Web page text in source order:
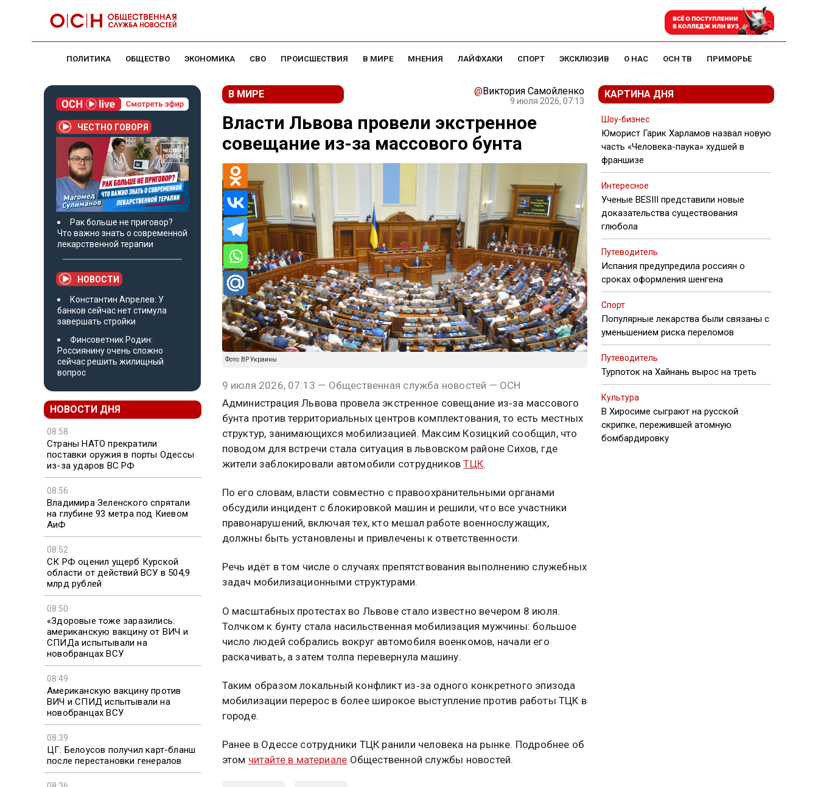
ПОЛИТИКА ОБЩЕСТВО ЭКОНОМИКА СВО ПРОИСШЕСТВИЯ В МИРЕ МНЕНИЯ ЛАЙФХАКИ СПОРТ ЭКСКЛЮЗИВ О НАС ОСН ТВ ПРИМОРЬЕ
ЧЕСТНО ГОВОРЯ
Рак больше не приговор?
Что важно знать о современной
лекарственной терапии
НОВОСТИ
Константин Апрелев: У
банков сейчас нет стимула
завершать стройки
Финсоветник Родин:
Россиянину очень сложно
сейчас решить жилищный
вопрос
НОВОСТИ ДНЯ
08:58
Страны НАТО прекратили
поставки оружия в порты Одессы
из-за ударов ВС РФ
08:56
Владимира Зеленского спрятали
на глубине 93 метра под Киевом
АиФ
08:52
СК РФ оценил ущерб Курской
области от действий ВСУ в 504,9
млрд рублей
08:50
«Здоровые тоже заразились:
американскую вакцину от ВИЧ и
СПИДа испытывали на
новобранцах ВСУ
08:49
Американскую вакцину против
ВИЧ и СПИД испытывали на
новобранцах ВСУ
08:39
ЦГ: Белоусов получил карт-бланш
после перестановки генералов
В МИРЕ @Виктория Самойленко
9 июля 2026, 07:13
Власти Львова провели экстренное
совещание из-за массового бунта
Фото: ВР Украины
9 июля 2026, 07:13 — Общественная служба новостей — ОСН
Администрация Львова провела экстренное совещание из‑за массового
бунта против территориальных центров комплектования, то есть местных
структур, занимающихся мобилизацией. Максим Козицкий сообщил, что
поводом для встречи стала ситуация в львовском районе Сихов, где
жители заблокировали автомобили сотрудниковТЦК.
По его словам, власти совместно с правоохранительными органами
обсудили инцидент с блокировкой машин и решили, что все участники
правонарушений, включая тех, кто мешал работе военнослужащих,
должны быть установлены и привлечены к ответственности.
Речь идёт в том числе о случаях препятствования выполнению служебных
задач мобилизационными структурами.
О масштабных протестах во Львове стало известно вечером 8 июля.
Толчком к бунту стала насильственная мобилизация мужчины: большое
число людей собрались вокруг автомобиля военкомов, начали его
раскачивать, а затем толпа перевернула машину.
Таким образом локальный конфликт из‑за одного конкретного эпизода
мобилизации перерос в более широкое выступление против работы ТЦК в
городе.
Ранее в Одессе сотрудники ТЦК ранили человека на рынке. Подробнее об
этом читайте в материале Общественной службы новостей.
КАРТИНА ДНЯ
Шоу-бизнес
Юморист Гарик Харламов назвал новую
часть «Человека-паука» худшей в
франшизе
Интересное
Ученые BESIII представили новые
доказательства существования
глюбола
Путеводитель
Испания предупредила россиян о
сроках оформления шенгена
Спорт
Популярные лекарства были связаны с
уменьшением риска переломов
Путеводитель
Турпоток на Хайнань вырос на треть
Культура
В Хиросиме сыграют на русской
скрипке, пережившей атомную
бомбардировку